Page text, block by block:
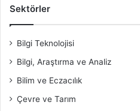
Sektörler
Bilgi Teknolojisi
Bilgi, Araştırma ve Analiz
Bilim ve Eczacılık
Çevre ve Tarım